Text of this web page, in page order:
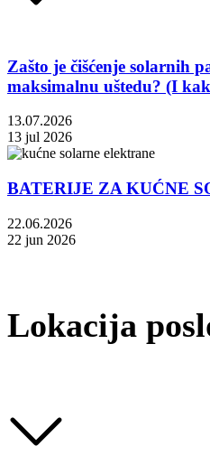
Zašto je čišćenje solarnih
maksimalnu uštedu? (I
13.07.2026
13 jul 2026
BATERIJE ZA KUĆNE
22.06.2026
22 jun 2026
Lokacija